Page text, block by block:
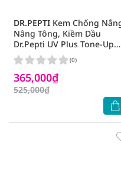
DR.PEPTI Kem Chống
Nâng Tông, Kiềm Dầu
Dr.Pepti UV Plus Tone-Up
Sunscreen SPF50+ PA++++
50ml
365,000₫
525,000₫
(0)